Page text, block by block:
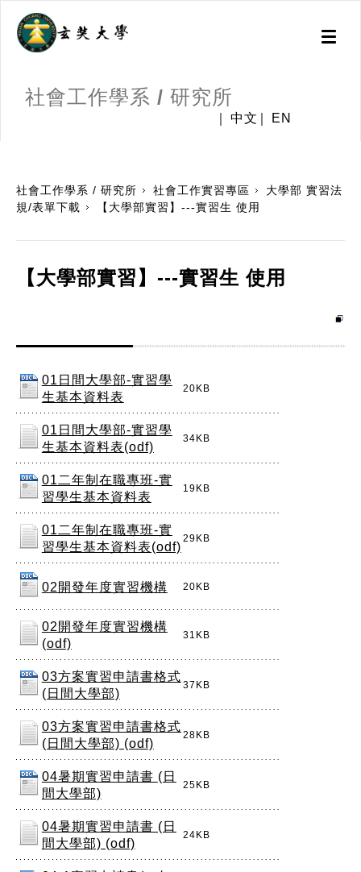
Toggle
社會工作學系 / 研究所
中文 EN
社會工作學系 / 研究所 社會工作實習專區
大學部 實習法
規/表單下載
【大學部實習】---實習生 使用
【大學部實習】---實習生 使用
01日間大學部-實習學
生基本資料表
20KB
01日間大學部-實習學
生基本資料表(odf)
34KB
01二年制在職專班-實
習學生基本資料表
19KB
01二年制在職專班-實
習學生基本資料表(odf)
29KB
02開發年度實習機構 20KB
02開發年度實習機構
(odf)
31KB
03方案實習申請書格式
(日間大學部)
37KB
03方案實習申請書格式
(日間大學部) (odf)
28KB
04暑期實習申請書 (日
間大學部)
25KB
04暑期實習申請書 (日
間大學部) (odf)
24KB